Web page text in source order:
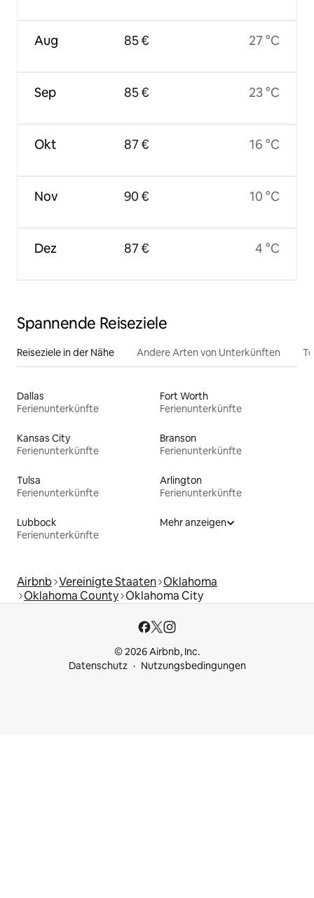
Aug
Sep
Okt
Nov
Dez
85 €
85 €
87 €
90 €
87 €
27 °C
23 °C
16 °C
10 °C
4 °C
Spannende Reiseziele
Reiseziele in der Nähe Andere Arten von Unterkünften
Dallas
Ferienunterkünfte
Fort Worth
Ferienunterkünfte
Kansas City
Ferienunterkünfte
Branson
Ferienunterkünfte
Tulsa
Ferienunterkünfte
Arlington
Ferienunterkünfte
Lubbock
Ferienunterkünfte
Mehr anzeigen
Airbnb Vereinigte Staaten Oklahoma
Oklahoma County Oklahoma City
© 2026 Airbnb, Inc.
Datenschutz
Nutzungsbedingungen